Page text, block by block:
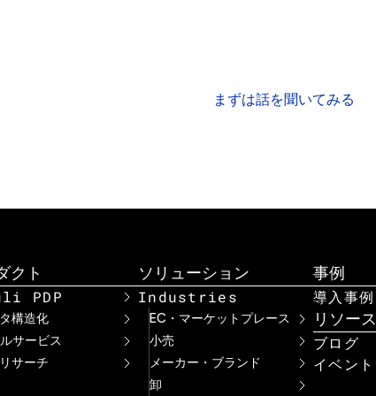
まずは話を聞いてみる
クト
PDP
構造化
サービス
サーチ
ソリューション
Industries
EC・マーケットプレース
小売
メーカー・ブランド
卸
事例
導入事例
リソース
ブログ
イベント